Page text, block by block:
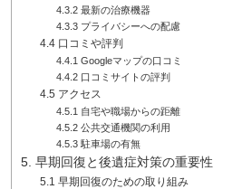
4.3.2 最新の治療機器
4.3.3 プライバシーへの配慮
4.4 口コミや評判
4.4.1 Googleマップの口コミ
4.4.2 口コミサイトの評判
4.5 アクセス
4.5.1 自宅や職場からの距離
4.5.2 公共交通機関の利用
4.5.3 駐車場の有無
5. 早期回復と後遺症対策の重要性
5.1 早期回復のための取り組み